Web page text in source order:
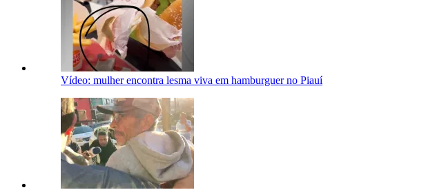
Vídeo: mulher encontra lesma viva em hamburguer no Piauí